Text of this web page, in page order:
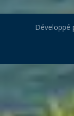
Développé